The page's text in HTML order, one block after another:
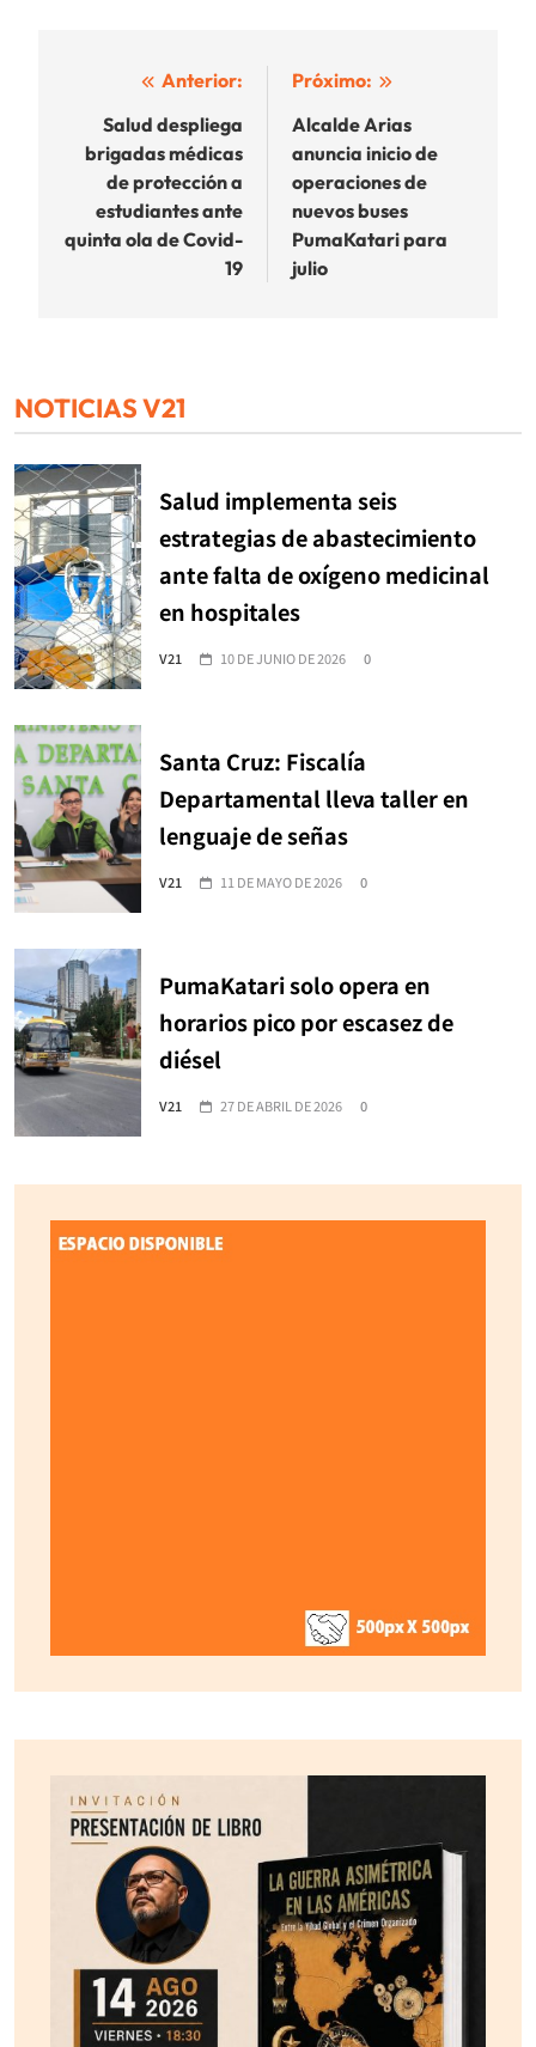
Navegación
entradas
Anterior:
Salud despliega
brigadas médicas
de protección a
estudiantes ante
quinta ola de Covid-
19
Próximo:
Alcalde Arias
anuncia inicio de
operaciones de
nuevos buses
PumaKatari para
julio
NOTICIAS V21
Salud implementa seis
estrategias de abastecimiento
ante falta de oxígeno medicinal
en hospitales
V21 10 DE JUNIO DE 2026 0
Santa Cruz: Fiscalía
Departamental lleva taller en
lenguaje de señas
V21 11 DE MAYO DE 2026 0
PumaKatari solo opera en
horarios pico por escasez de
diésel
V21 27 DE ABRIL DE 2026 0